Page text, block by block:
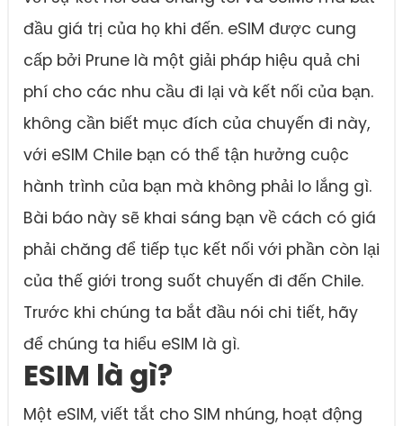
đầu giá trị của họ khi đến. eSIM được cung
cấp bởi Prune là một giải pháp hiệu quả chi
phí cho các nhu cầu đi lại và kết nối của bạn.
không cần biết mục đích của chuyến đi này,
với eSIM Chile bạn có thể tận hưởng cuộc
hành trình của bạn mà không phải lo lắng gì.
Bài báo này sẽ khai sáng bạn về cách có giá
phải chăng để tiếp tục kết nối với phần còn lại
của thế giới trong suốt chuyến đi đến Chile.
Trước khi chúng ta bắt đầu nói chi tiết, hãy
để chúng ta hiểu eSIM là gì.
ESIM là gì?
Một eSIM, viết tắt cho SIM nhúng, hoạt động